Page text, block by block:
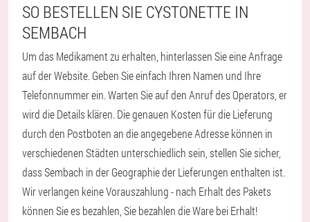
SO BESTELLEN SIE CYSTONETTE IN
SEMBACH
Um das Medikament zu erhalten, hinterlassen Sie eine Anfrage
auf der Website. Geben Sie einfach Ihren Namen und Ihre
Telefonnummer ein. Warten Sie auf den Anruf des Operators, er
wird die Details klären. Die genauen Kosten für die Lieferung
durch den Postboten an die angegebene Adresse können in
verschiedenen Städten unterschiedlich sein, stellen Sie sicher,
dass Sembach in der Geographie der Lieferungen enthalten ist.
Wir verlangen keine Vorauszahlung - nach Erhalt des Pakets
können Sie es bezahlen, Sie bezahlen die Ware bei Erhalt!